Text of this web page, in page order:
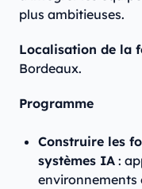
plus ambitieuses.
Localisation de la
Bordeaux.
Programme
Construire les
systèmes IA :